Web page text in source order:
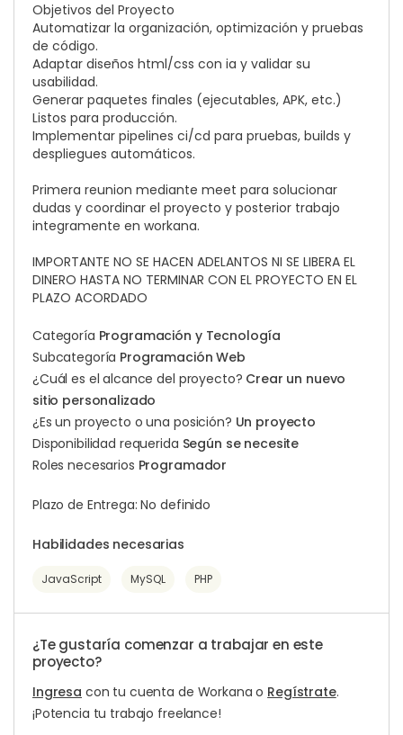
Objetivos del Proyecto
Automatizar la organización, optimización y pruebas
de código.
Adaptar diseños html/css con ia y validar su
usabilidad.
Generar paquetes finales (ejecutables, APK, etc.)
Listos para producción.
Implementar pipelines ci/cd para pruebas, builds y
despliegues automáticos.
Primera reunion mediante meet para solucionar
dudas y coordinar el proyecto y posterior trabajo
integramente en workana.
IMPORTANTE NO SE HACEN ADELANTOS NI SE LIBERA EL
DINERO HASTA NO TERMINAR CON EL PROYECTO EN EL
PLAZO ACORDADO
Categoría Programación y Tecnología
Subcategoría Programación Web
¿Cuál es el alcance del proyecto? Crear un nuevo
sitio personalizado
¿Es un proyecto o una posición? Un proyecto
Disponibilidad requerida Según se necesite
Roles necesarios Programador
Plazo de Entrega: No definido
Habilidades necesarias
JavaScript MySQL PHP
¿Te gustaría comenzar a trabajar en este
proyecto?
Ingresa con tu cuenta de Workana o Regístrate.
¡Potencia tu trabajo freelance!